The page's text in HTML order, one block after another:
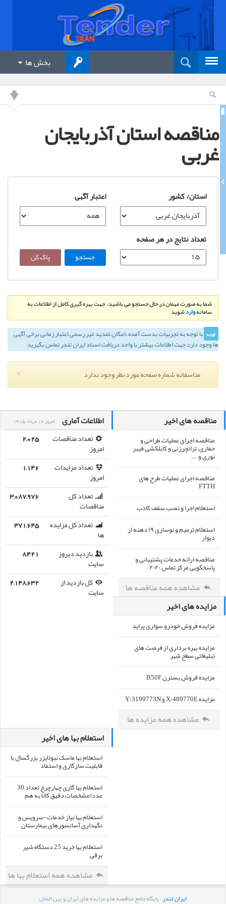
بخش ها
مناقصه استان آذربایجان
غربی
استان/ کشور اعتبار آگهی
تعداد نتایج در هر صفحه
شما به صورت مهمان در حال جستجو می باشید، جهت بهره گیری کامل از اطلاعات به
سامانهواردشوید
توجه با توجه به تجربيات بدست آمده ،‌امكان تمديد غير رسمی اعتبار زمانی برخی آگهی
ها وجود دارد جهت اطلاعات بیشتر با واحد دریافت اسناد ایران تندر تماس بگیرید
× متاسفانه شماره صفحه مورد نظر وجود ندارد
اطلاعات آماری امروز 17 مرداد 1405
تعداد مناقصات
امروز
2,025
تعداد مزایدات
امروز
1,146
تعداد کل
مناقصات
3,087,976
تعداد کل مزایده
ها
371,645
بازدید دیروز
سایت
8,421
کل بازدید از
سایت
2,148,632
مناقصه های اخیر
مناقصه اجرای عملیات طراحی و
حفاری، ترانچرزنی و کابلکشی فیبر
نوری و ...
مناقصه اجرای عملیات طرح های
FTTH
استعلام اجرا و نصب سقف کاذب
استعلام ترمیم و نوسازی ۱۹ دهنه از
دیوار
مناقصه ارائه خدمات پشتیبانی و
پاسخگویی مرکز تماس ۲۰۲۰
مشاهده همه مناقصه ها
مزایده های اخیر
مزایده فروش خودرو سواری پراید
مزایده بهره برداری از فرصت های
تبلیغاتی سطح شهر
مزایده فروش بسترن B50F
مزایده X:489770E و Y:3199773N
مشاهده همه مزایده ها
استعلام بها های اخیر
استعلام بها ماسک نبولایزر بزرگسال با
قابلیت سازگاری و استفاد
استعلام بها گاری چهارچرخ تعداد 30
عدد(مشخصات دقیق کالا به هم
استعلام بها نیاز خدمات-سرویس و
نگهداری آسانسورهای بیمارستان
استعلام بها خرید 25 دستگاه شیر
برقی
مشاهده همه استعلام بها ها
ایران تندر، پایگاه جامع مناقصه ها و مزایده های ایران و بین الملل